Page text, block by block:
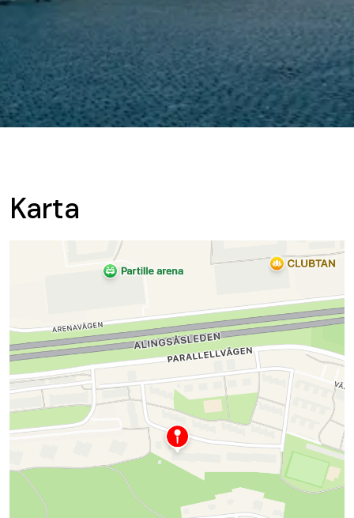
Karta